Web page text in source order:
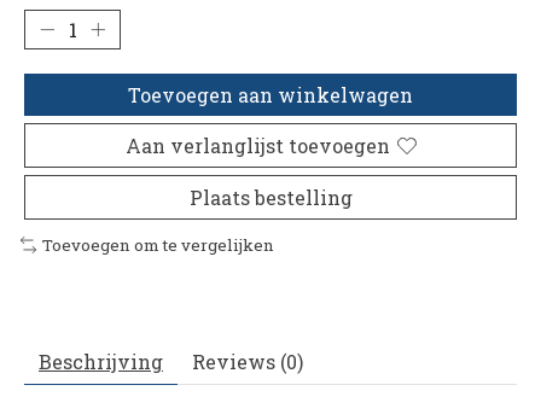
Toevoegen aan winkelwagen
Aan verlanglijst toevoegen
Plaats bestelling
Toevoegen om te vergelijken
Beschrijving Reviews (0)